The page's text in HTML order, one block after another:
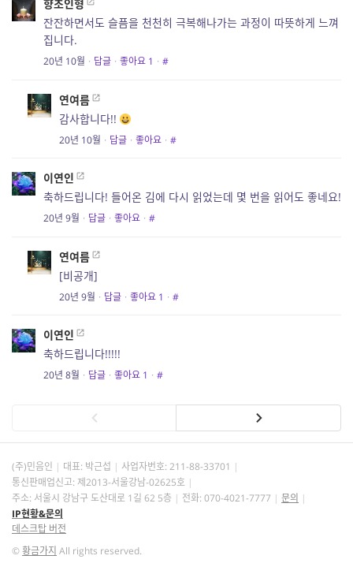
향초인형
잔잔하면서도 슬픔을 천천히 극복해나가는 과정이 따뜻하게 느껴
집니다.
20년 10월 · 답글 · 좋아요 1 · #
연여름
감사합니다!!
20년 10월 · 답글 · 좋아요 · #
이연인
축하드립니다! 들어온 김에 다시 읽었는데 몇 번을 읽어도 좋네요!
20년 9월 · 답글 · 좋아요 · #
연여름
[비공개]
20년 9월 · 답글 · 좋아요 1 · #
이연인
축하드립니다!!!!!
20년 8월 · 답글 · 좋아요 1 · #
(주)민음인 대표: 박근섭 사업자번호: 211-88-33701
통신판매업신고: 제2013-서울강남-02625호
주소: 서울시 강남구 도산대로 1길 62 5층
전화: 070-4021-7777
문의
IP현황&문의
데스크탑 버전
©황금가지 All rights reserved.